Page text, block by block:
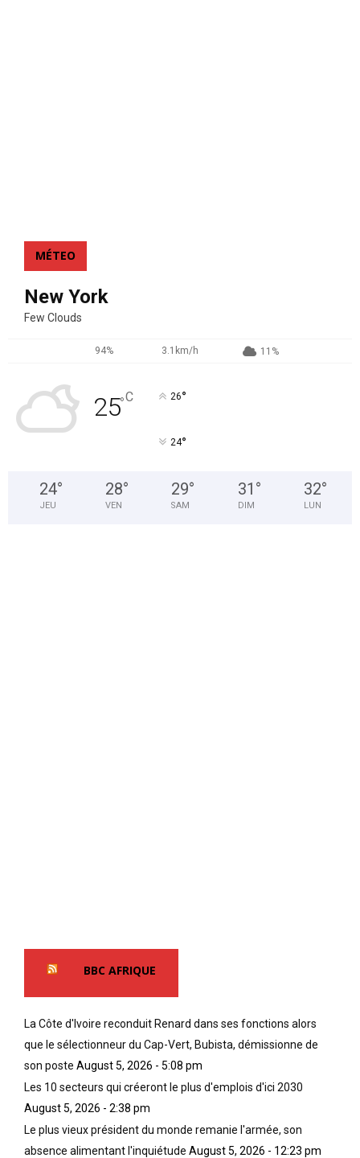
MÉTEO
New York
Few Clouds
94% 3.1km/h 11%
25°C 26°
24°
24°
JEU
28°
VEN
29°
SAM
31 °
DIM
32°
LUN
BBC AFRIQUE
La Côte d'Ivoire reconduit Renard dans ses fonctions alors
que le sélectionneur du Cap-Vert, Bubista, démissionne de
son poste August 5, 2026 - 5:08 pm
Les 10 secteurs qui créeront le plus d'emplois d'ici 2030
August 5, 2026 - 2:38 pm
Le plus vieux président du monde remanie l'armée, son
absence alimentant l'inquiétude August 5, 2026 - 12:23 pm